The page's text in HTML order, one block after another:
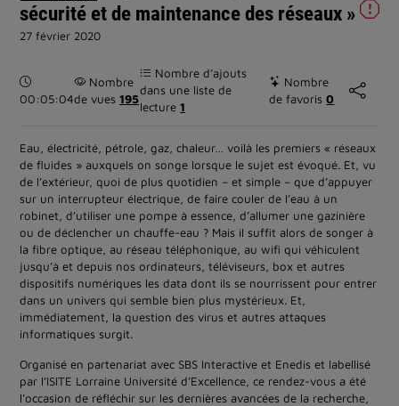
sécurité et de maintenance des réseaux »
27 février 2020
Durée :
00:05:04
Nombre
de vues 195
Nombre d’ajouts
dans une liste de
lecture1
Nombre
de favoris0
Eau, électricité, pétrole, gaz, chaleur… voilà les premiers « réseaux
de fluides » auxquels on songe lorsque le sujet est évoqué. Et, vu
de l’extérieur, quoi de plus quotidien – et simple – que d’appuyer
sur un interrupteur électrique, de faire couler de l’eau à un
robinet, d’utiliser une pompe à essence, d’allumer une gazinière
ou de déclencher un chauffe-eau ? Mais il suffit alors de songer à
la fibre optique, au réseau téléphonique, au wifi qui véhiculent
jusqu’à et depuis nos ordinateurs, téléviseurs, box et autres
dispositifs numériques les data dont ils se nourrissent pour entrer
dans un univers qui semble bien plus mystérieux. Et,
immédiatement, la question des virus et autres attaques
informatiques surgit.
Organisé en partenariat avec SBS Interactive et Enedis et labellisé
par l’ISITE Lorraine Université d’Excellence, ce rendez-vous a été
l’occasion de réfléchir sur les dernières avancées de la recherche,